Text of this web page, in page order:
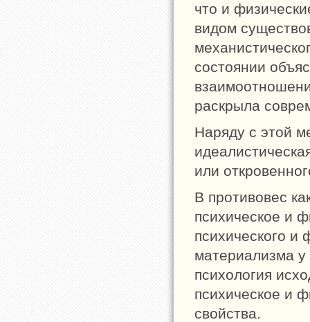
что и
видом
состоянии
раскрыла
Наряду с этой
или
В противовес
психическое и
психического и
материализма у
психология
психическое и
свойства.